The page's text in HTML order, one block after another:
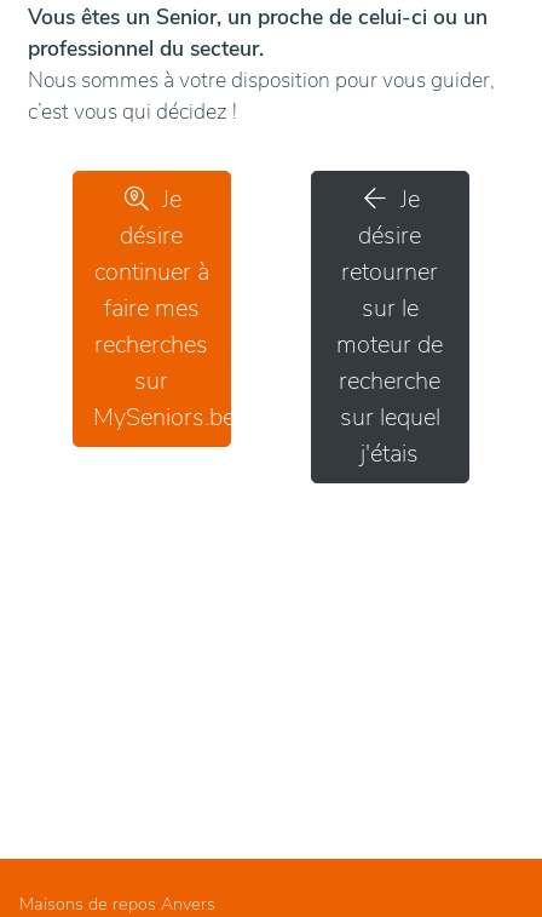
Vous êtes un Senior, un proche de celui-ci ou un
professionnel du secteur.
Nous sommes à votre disposition pour vous guider,
c’est vous qui décidez !
Je
désire
continuer à
faire mes
recherches
sur
MySeniors.be
Je
désire
retourner
sur le
moteur de
recherche
sur lequel
j'étais
Maisons de repos Anvers